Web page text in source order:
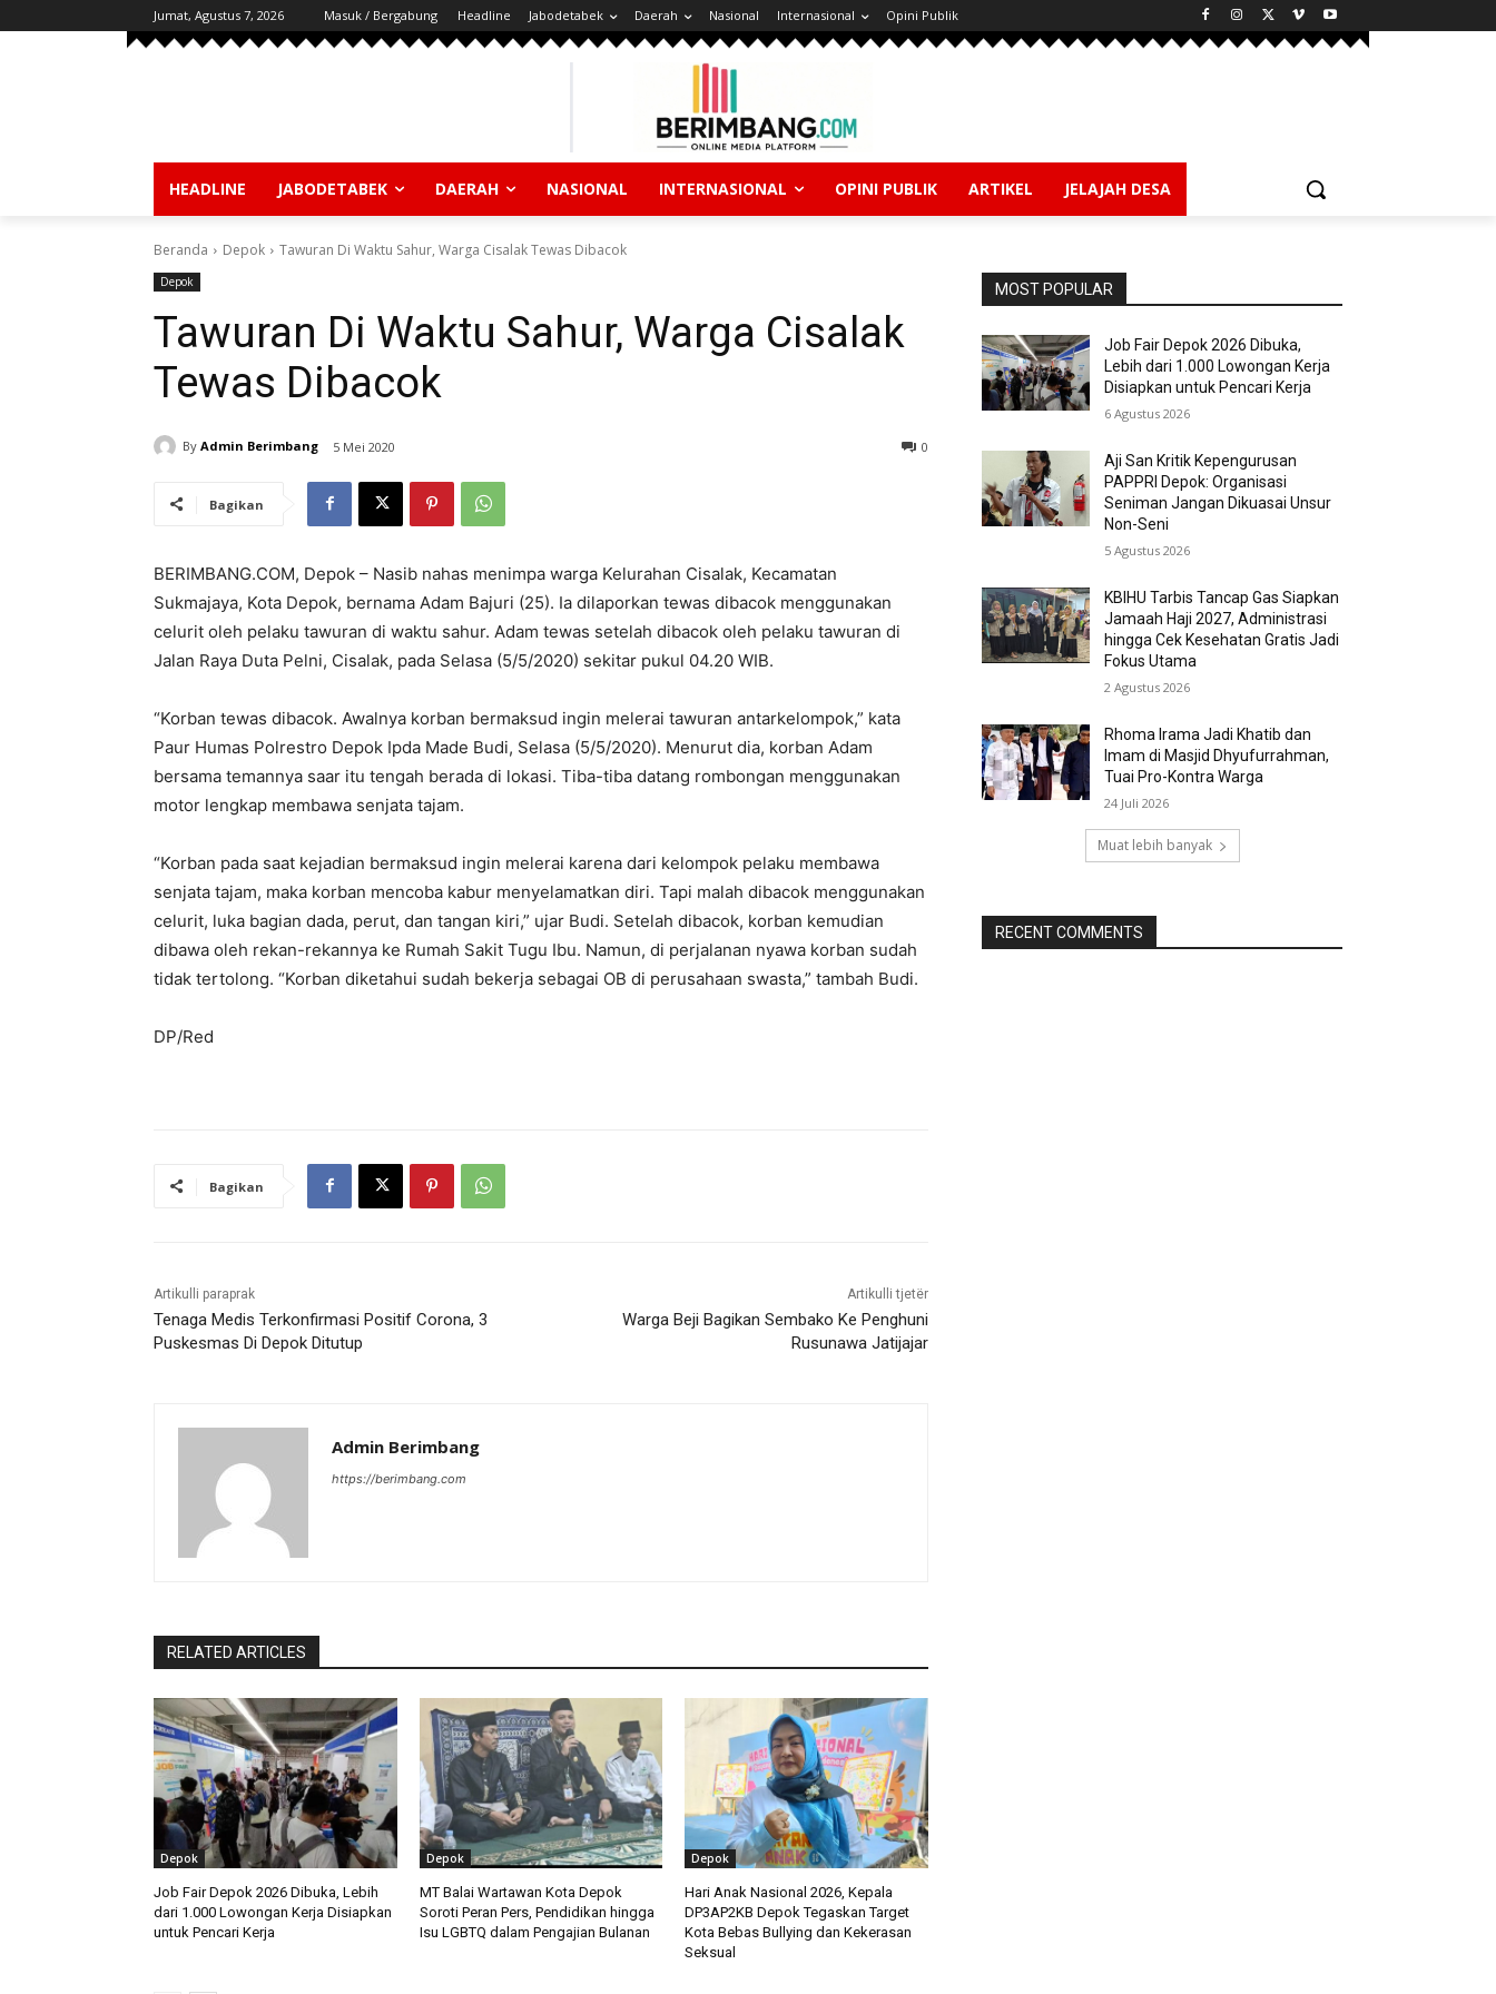
Jumat, Agustus 7, 2026 Masuk / Bergabung Headline Jabodetabek Daerah Nasional Internasional Opini Publik
HEADLINE JABODETABEK DAERAH NASIONAL INTERNASIONAL OPINI PUBLIK ARTIKEL JELAJAH DESA
Beranda Depok Tawuran Di Waktu Sahur, Warga Cisalak Tewas Dibacok
Depok
Tawuran Di Waktu Sahur, Warga Cisalak
Tewas Dibacok
By Admin Berimbang 5 Mei 2020 0
Bagikan
BERIMBANG.COM, Depok – Nasib nahas menimpa warga Kelurahan Cisalak, Kecamatan
Sukmajaya, Kota Depok, bernama Adam Bajuri (25). Ia dilaporkan tewas dibacok menggunakan
celurit oleh pelaku tawuran di waktu sahur. Adam tewas setelah dibacok oleh pelaku tawuran di
Jalan Raya Duta Pelni, Cisalak, pada Selasa (5/5/2020) sekitar pukul 04.20 WIB.
“Korban tewas dibacok. Awalnya korban bermaksud ingin melerai tawuran antarkelompok,” kata
Paur Humas Polrestro Depok Ipda Made Budi, Selasa (5/5/2020). Menurut dia, korban Adam
bersama temannya saar itu tengah berada di lokasi. Tiba-tiba datang rombongan menggunakan
motor lengkap membawa senjata tajam.
“Korban pada saat kejadian bermaksud ingin melerai karena dari kelompok pelaku membawa
senjata tajam, maka korban mencoba kabur menyelamatkan diri. Tapi malah dibacok menggunakan
celurit, luka bagian dada, perut, dan tangan kiri,” ujar Budi. Setelah dibacok, korban kemudian
dibawa oleh rekan-rekannya ke Rumah Sakit Tugu Ibu. Namun, di perjalanan nyawa korban sudah
tidak tertolong. “Korban diketahui sudah bekerja sebagai OB di perusahaan swasta,” tambah Budi.
DP/Red
Bagikan
Artikulli paraprak
Tenaga Medis Terkonfirmasi Positif Corona, 3
Puskesmas Di Depok Ditutup
Artikulli tjetër
Warga Beji Bagikan Sembako Ke Penghuni
Rusunawa Jatijajar
Admin Berimbang
https://berimbang.com
RELATED ARTICLES
Depok
Job Fair Depok 2026 Dibuka, Lebih
dari 1.000 Lowongan Kerja Disiapkan
untuk Pencari Kerja
Depok
MT Balai Wartawan Kota Depok
Soroti Peran Pers, Pendidikan hingga
Isu LGBTQ dalam Pengajian Bulanan
Depok
Hari Anak Nasional 2026, Kepala
DP3AP2KB Depok Tegaskan Target
Kota Bebas Bullying dan Kekerasan
Seksual
MOST POPULAR
Job Fair Depok 2026 Dibuka,
Lebih dari 1.000 Lowongan Kerja
Disiapkan untuk Pencari Kerja
6 Agustus 2026
Aji San Kritik Kepengurusan
PAPPRI Depok: Organisasi
Seniman Jangan Dikuasai Unsur
Non-Seni
5 Agustus 2026
KBIHU Tarbis Tancap Gas Siapkan
Jamaah Haji 2027, Administrasi
hingga Cek Kesehatan Gratis Jadi
Fokus Utama
2 Agustus 2026
Rhoma Irama Jadi Khatib dan
Imam di Masjid Dhyufurrahman,
Tuai Pro-Kontra Warga
24 Juli 2026
Muat lebih banyak
RECENT COMMENTS